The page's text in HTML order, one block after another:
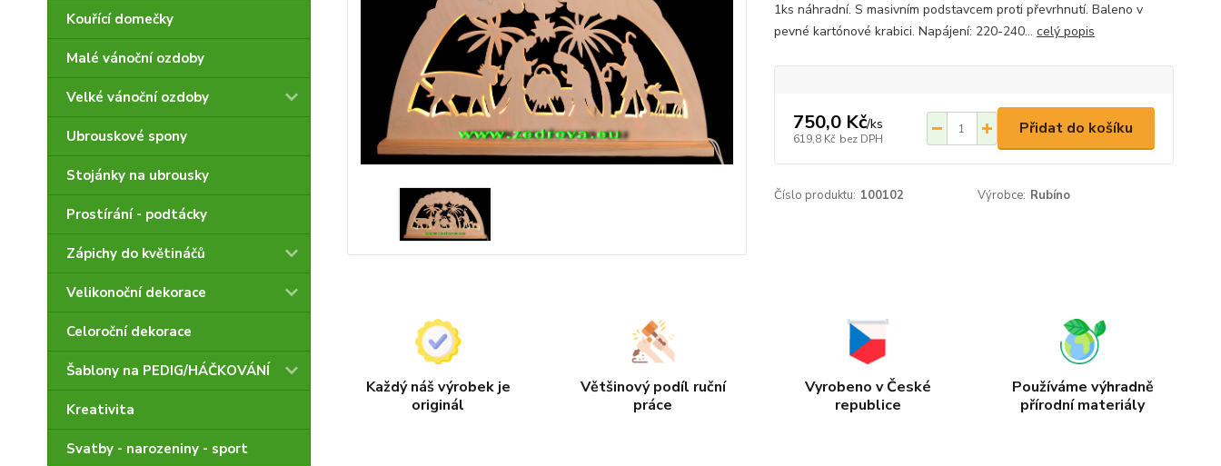
Kouřící domečky
Malé vánoční ozdoby
Velké vánoční ozdoby
Ubrouskové spony
Stojánky na ubrousky
Prostírání - podtácky
Zápichy do květináčů
Velikonoční dekorace
Celoroční dekorace
Šablony na PEDIG/HÁČKOVÁNÍ
Kreativita
Svatby - narozeniny - sport
1ks náhradní. S masivním podstavcem proti převrhnutí. Baleno v
pevné kartónové krabici. Napájení: 220-240... celý popis
750,0 Kč/ks
619,8 Kč bez DPH
Přidat do košíku
Číslo produktu: 100102 Výrobce: Rubíno
Každý náš výrobek je
originál
Většinový podíl ruční
práce
Vyrobeno v České
republice
Používáme výhradně
přírodní materiály